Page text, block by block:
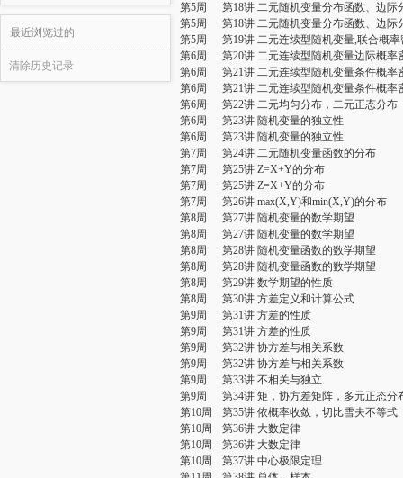
最近浏览过的
清除历史记录
第5周
第18讲 二元随机变量分布函数、边际
第5周
第18讲 二元随机变量分布函数、边际
第5周
第19讲 二元连续型随机变量,联合概率
第6周
第20讲 二元连续型随机变量边际概率
第6周
第21讲 二元连续型随机变量条件概率
第6周
第21讲 二元连续型随机变量条件概率
第6周
第22讲 二元均匀分布，二元正态分布
第6周
第23讲 随机变量的独立性
第6周
第23讲 随机变量的独立性
第7周
第24讲 二元随机变量函数的分布
第7周
第25讲 Z=X+Y的分布
第7周
第25讲 Z=X+Y的分布
第7周
第26讲 max(X,Y)和min(X,Y)的分布
第8周
第27讲 随机变量的数学期望
第8周
第27讲 随机变量的数学期望
第8周
第28讲 随机变量函数的数学期望
第8周
第28讲 随机变量函数的数学期望
第8周
第29讲 数学期望的性质
第8周
第30讲 方差定义和计算公式
第9周
第31讲 方差的性质
第9周
第31讲 方差的性质
第9周
第32讲 协方差与相关系数
第9周
第32讲 协方差与相关系数
第9周
第33讲 不相关与独立
第9周
第34讲 矩，协方差矩阵，多元正态分
第10周
第35讲 依概率收敛，切比雪夫不等式
第10周
第36讲 大数定律
第10周
第36讲 大数定律
第10周
第37讲 中心极限定理